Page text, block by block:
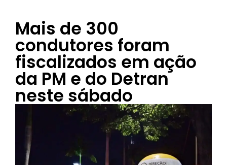
Mais de 300
condutores foram
fiscalizados em ação
da PM e do Detran
neste sábado